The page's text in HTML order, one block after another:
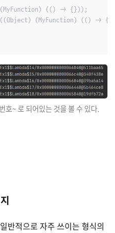
(() -> {}));
(MyFunction) (() ->
~ 로 되어있는 것을 볼 수 있다.
적으로 자주 쓰이는 형식의